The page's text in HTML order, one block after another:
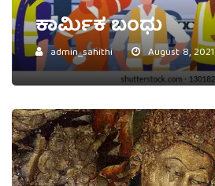
ಕಾರ್ಮಿಕ ಬಂಧು
admin_sahithi August 8, 2021